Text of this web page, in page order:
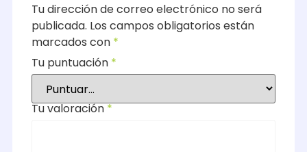
Tu dirección de correo electrónico no será
publicada. Los campos obligatorios están
marcados con *
Tu puntuación *
Tu valoración*